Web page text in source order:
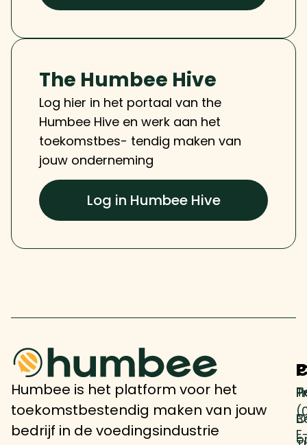
The Humbee Hive
Log hier in het portaal van the
Humbee Hive en werk aan het
toekomstbes- tendig maken van
jouw onderneming
Log in Humbee Hive
Humbee is het platform voor het
toekomstbestendig maken van jouw
bedrijf in de voedingsindustrie